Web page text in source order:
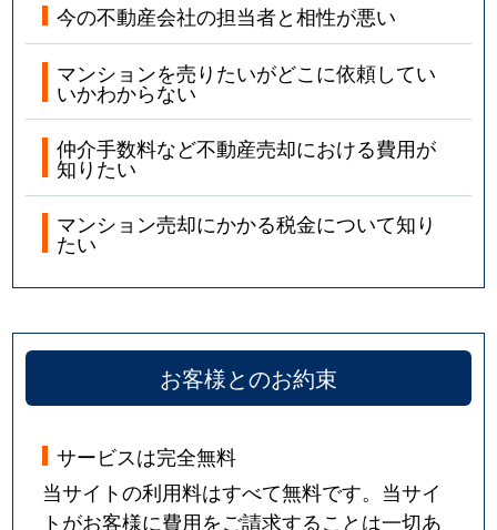
今の不動産会社の担当者と相性が悪い
マンションを売りたいがどこに依頼してい
いかわからない
仲介手数料など不動産売却における費用が
知りたい
マンション売却にかかる税金について知り
たい
お客様とのお約束
サービスは完全無料
当サイトの利用料はすべて無料です。当サイ
トがお客様に費用をご請求することは一切あ